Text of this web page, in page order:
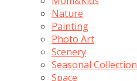
Nature
Painting
Photo Art
Scenery
Seasonal Collection
Space